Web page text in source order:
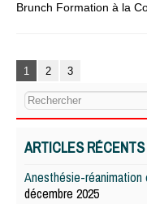
Brunch Formation à la
1 2 3
ARTICLES RÉCENTS
Anesthésie-réanimation
décembre 2025